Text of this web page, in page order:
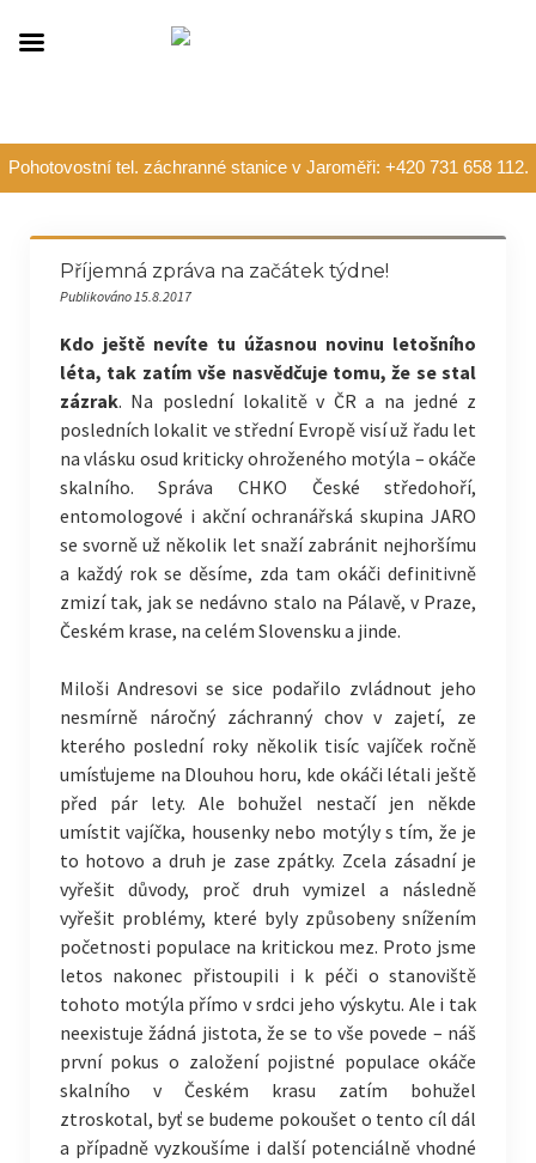
Pohotovostní tel. záchranné stanice v Jaroměři: +420 731 658 112.
Příjemná zpráva na začátek týdne!
Publikováno 15.8.2017
Kdo ještě nevíte tu úžasnou novinu letošního
léta, tak zatím vše nasvědčuje tomu, že se stal
zázrak. Na poslední lokalitě v ČR a na jedné z
posledních lokalit ve střední Evropě visí už řadu let
na vlásku osud kriticky ohroženého motýla – okáče
skalního. Správa CHKO České středohoří,
entomologové i akční ochranářská skupina JARO
se svorně už několik let snaží zabránit nejhoršímu
a každý rok se děsíme, zda tam okáči definitivně
zmizí tak, jak se nedávno stalo na Pálavě, v Praze,
Českém krase, na celém Slovensku a jinde.
Miloši Andresovi se sice podařilo zvládnout jeho
nesmírně náročný záchranný chov v zajetí, ze
kterého poslední roky několik tisíc vajíček ročně
umísťujeme na Dlouhou horu, kde okáči létali ještě
před pár lety. Ale bohužel nestačí jen někde
umístit vajíčka, housenky nebo motýly s tím, že je
to hotovo a druh je zase zpátky. Zcela zásadní je
vyřešit důvody, proč druh vymizel a následně
vyřešit problémy, které byly způsobeny snížením
početnosti populace na kritickou mez. Proto jsme
letos nakonec přistoupili i k péči o stanoviště
tohoto motýla přímo v srdci jeho výskytu. Ale i tak
neexistuje žádná jistota, že se to vše povede – náš
první pokus o založení pojistné populace okáče
skalního v Českém krasu zatím bohužel
ztroskotal, byť se budeme pokoušet o tento cíl dál
a případně vyzkoušíme i další potenciálně vhodné